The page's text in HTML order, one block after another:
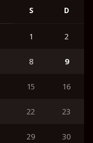
S D
1 2
8 9
15 16
22 23
29 30